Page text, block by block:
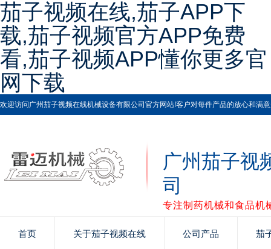
茄子视频在线,茄子APP下
载,茄子视频官方APP免费
看,茄子视频APP懂你更多官
网下载
欢迎访问广州茄子视频在线机械设备有限公司官方网站!客户对每件产品的放心和满意是
广州茄子视
司
专注制药机械和食品机
首页 关于茄子视频在线 公司产品 茄